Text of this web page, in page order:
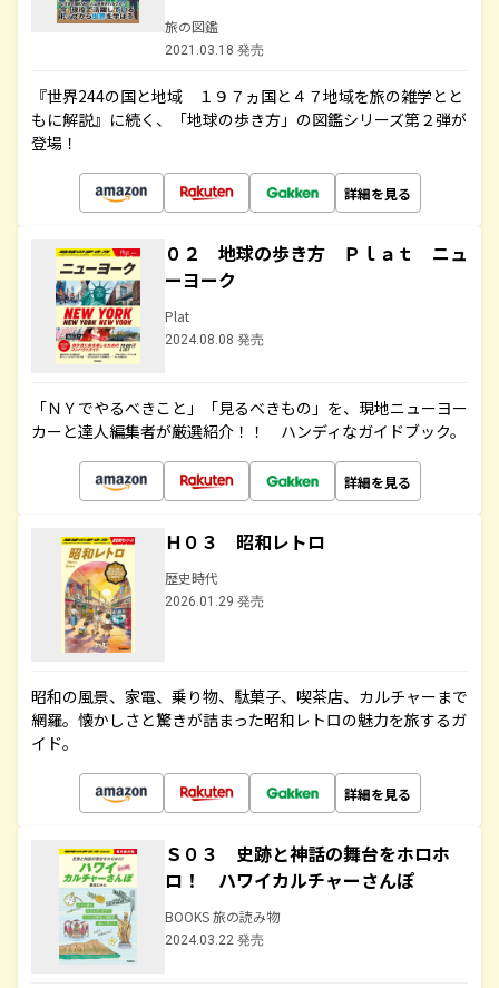
旅の図鑑
2021.03.18 発売
『世界244の国と地域 １９７ヵ国と４７地域を旅の雑学とと
もに解説』に続く、「地球の歩き方」の図鑑シリーズ第２弾が
登場！
詳細を見る
０２ 地球の歩き方 Ｐｌａｔ ニュ
ーヨーク
Plat
2024.08.08 発売
「ＮＹでやるべきこと」「見るべきもの」を、現地ニューヨー
カーと達人編集者が厳選紹介！！ ハンディなガイドブック。
詳細を見る
Ｈ０３ 昭和レトロ
歴史時代
2026.01.29 発売
昭和の風景、家電、乗り物、駄菓子、喫茶店、カルチャーまで
網羅。懐かしさと驚きが詰まった昭和レトロの魅力を旅するガ
イド。
詳細を見る
Ｓ０３ 史跡と神話の舞台をホロホ
ロ！ ハワイカルチャーさんぽ
BOOKS 旅の読み物
2024.03.22 発売